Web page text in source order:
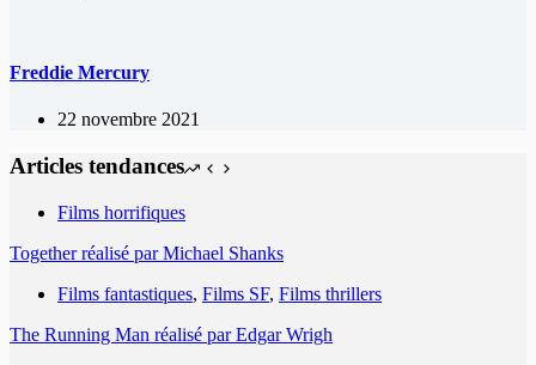
Freddie Mercury
22 novembre 2021
Articles tendances
Films horrifiques
Together réalisé par Michael Shanks
Films fantastiques, Films SF, Films thrillers
The Running Man réalisé par Edgar Wrigh